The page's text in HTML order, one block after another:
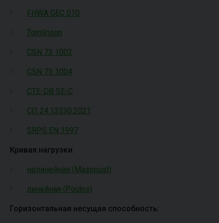
FHWA GEC 010
Tomlinson
CSN 73 1002
CSN 73 1004
CTE-DB SE-C
СП 24.13330.2021
SRPS EN 1997
Кривая нагрузки:
нелинейная (Masopust)
линейная (Poulos)
Горизонтальная несущая способность: